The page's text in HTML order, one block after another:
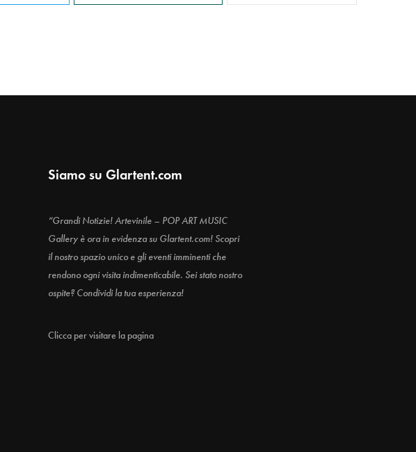
Siamo su Glartent.com
“Grandi Notizie! Artevinile – POP ART MUSIC
Gallery è ora in evidenza su Glartent.com! Scopri
il nostro spazio unico e gli eventi imminenti che
rendono ogni visita indimenticabile. Sei stato nostro
ospite? Condividi la tua esperienza!
Clicca per visitare la pagina